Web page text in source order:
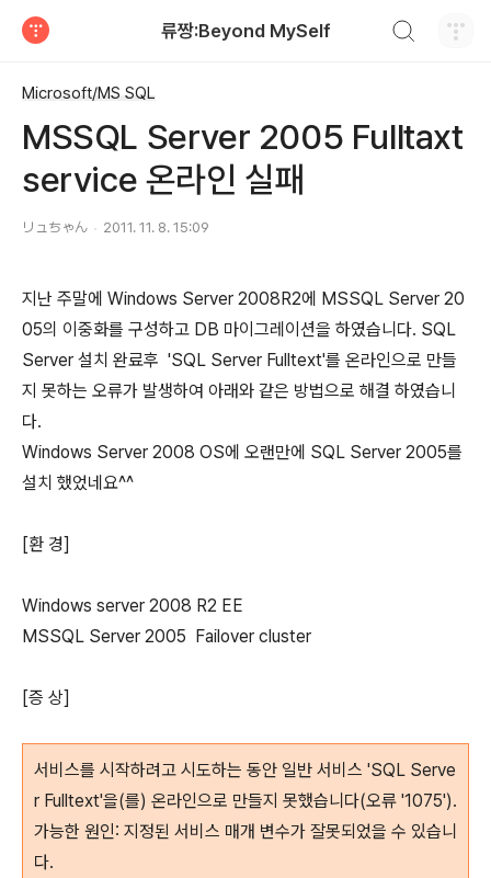
류짱:Beyond MySelf
Microsoft/MS SQL
MSSQL Server 2005 Fulltaxt
service 온라인 실패
リュちゃん 2011. 11. 8. 15:09
지난 주말에 Windows Server 2008R2에 MSSQL Server 20
05의 이중화를 구성하고 DB 마이그레이션을 하였습니다. SQL
Server 설치 완료후 'SQL Server Fulltext'를 온라인으로 만들
지 못하는 오류가 발생하여 아래와 같은 방법으로 해결 하였습니
다.
Windows Server 2008 OS에 오랜만에 SQL Server 2005를
설치 했었네요^^
[환 경]
Windows server 2008 R2 EE
MSSQL Server 2005 Failover cluster
[증 상]
서비스를 시작하려고 시도하는 동안 일반 서비스 'SQL Serve
r Fulltext'을(를) 온라인으로 만들지 못했습니다(오류 '1075').
가능한 원인: 지정된 서비스 매개 변수가 잘못되었을 수 있습니
다.